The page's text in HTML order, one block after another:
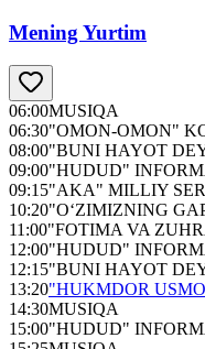
Mening Yurtim
06:00MUSIQA
06:30"OMON-OMON"
08:00"BUNI HAYOT
09:00"HUDUD"
09:15"AKA" MILLIY
10:20"O‘ZIMIZNING
11:00"FOTIMA VA
12:00"HUDUD"
12:15"BUNI HAYOT
13:20"HUKMDOR
14:30MUSIQA
15:00"HUDUD"